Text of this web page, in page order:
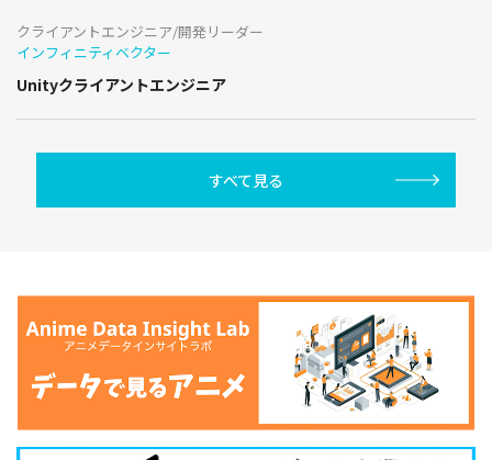
クライアントエンジニア/開発リーダー
インフィニティベクター
Unityクライアントエンジニア
すべて見る